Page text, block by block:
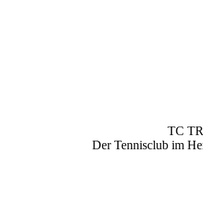
TC
Der Tennisclub im